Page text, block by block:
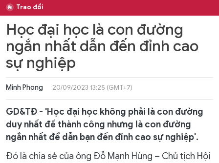
Trao đổi
Học đại học là con đường
ngắn nhất dẫn đến đỉnh cao
sự nghiệp
Minh Phong 20/09/2023 13:25 (GMT+7)
GD&TĐ - 'Học đại học không phải là con đường
duy nhất để thành công nhưng là con đường
ngắn nhất để dẫn bạn đến đỉnh cao sự nghiệp'.
Đó là chia sẻ của ông Đỗ Mạnh Hùng – Chủ tịch Hội